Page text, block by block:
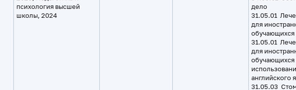
психология высшей
школы, 2024
дело
31.05.01
для
обучающихся
31.05.01
для
обучающихся
английского
31.05.03